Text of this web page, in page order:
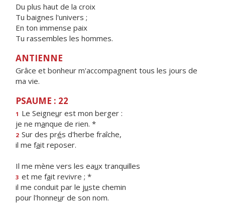
Du plus haut de la croix
Tu baignes l'univers ;
En ton immense paix
Tu rassembles les hommes.
ANTIENNE
Grâce et bonheur m'accompagnent tous les jours de
ma vie.
PSAUME : 22
1 Le Seigneur est mon berger :
je ne manque de rien. *
2 Sur des prés d'herbe fraîche,
il me fait reposer.
Il me mène vers les eaux tranquilles
3 et me fait revivre ; *
il me conduit par le juste chemin
pour l'honneur de son nom.